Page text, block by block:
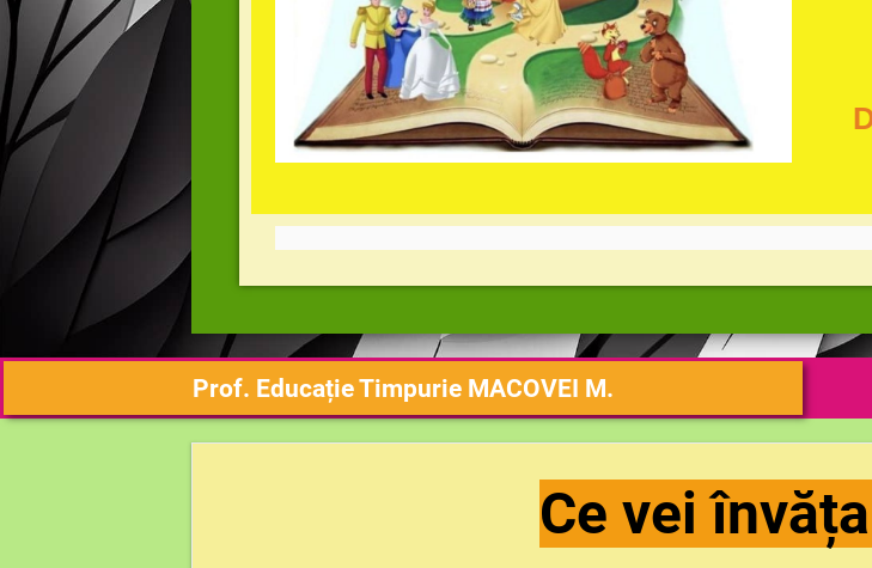
Prof. Educație Timpurie MACOVEI M.
Ce vei